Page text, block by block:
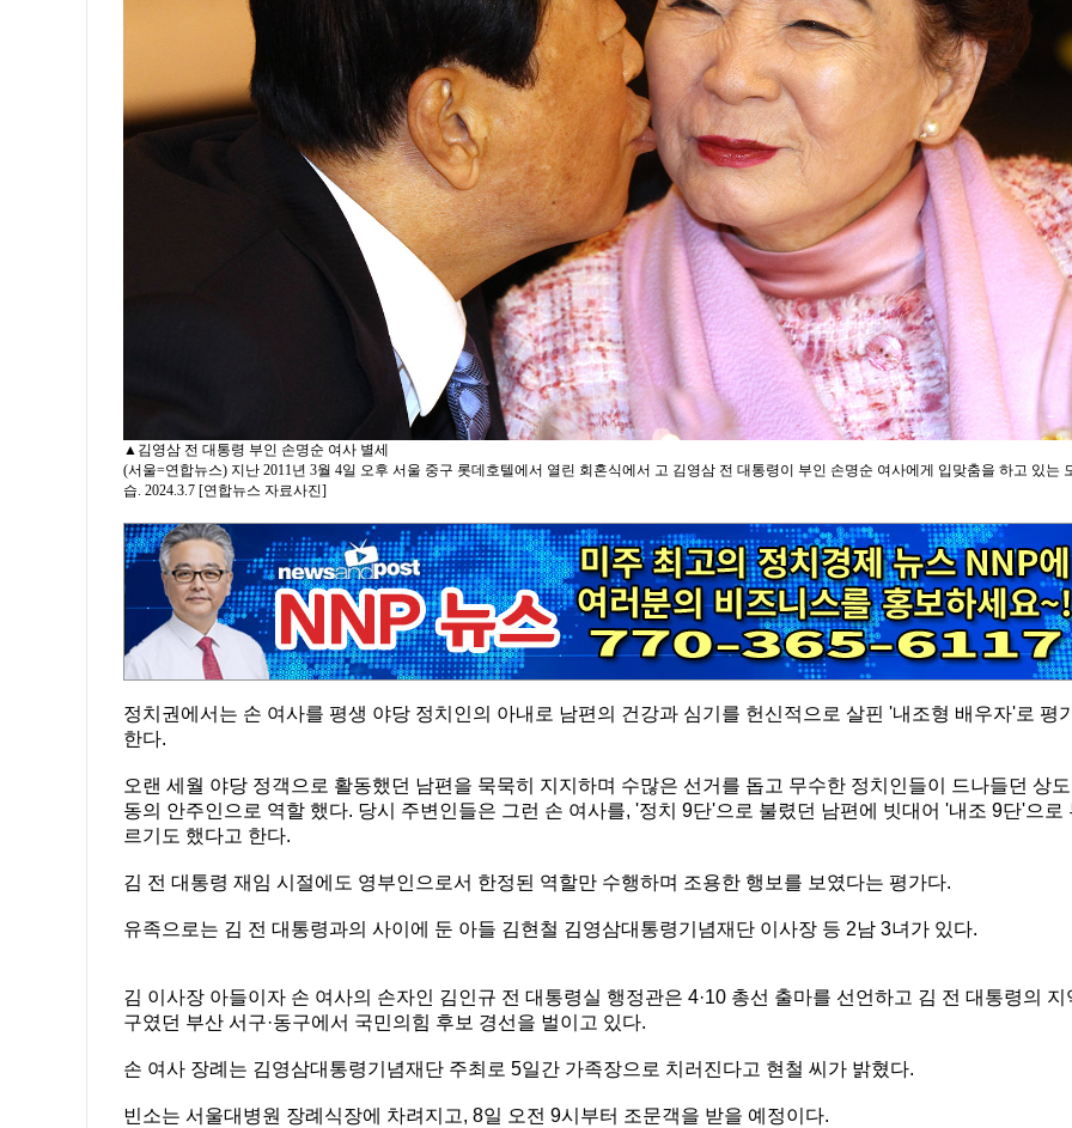
▲김영삼 전 대통령 부인 손명순 여사 별세
(서울=연합뉴스) 지난 2011년 3월 4일 오후 서울 중구 롯데호텔에서 열린 회혼식에서 고 김영삼 전 대통령이 부인 손명순 여사에게 입맞춤을 하고 있는
습. 2024.3.7 [연합뉴스 자료사진]
정치권에서는 손 여사를 평생 야당 정치인의 아내로 남편의 건강과 심기를 헌신적으로 살핀 '내조형 배우자'로 평
한다.
오랜 세월 야당 정객으로 활동했던 남편을 묵묵히 지지하며 수많은 선거를 돕고 무수한 정치인들이 드나들던 상도
동의 안주인으로 역할 했다. 당시 주변인들은 그런 손 여사를, '정치 9단'으로 불렸던 남편에 빗대어 '내조 9단'으로
르기도 했다고 한다.
김 전 대통령 재임 시절에도 영부인으로서 한정된 역할만 수행하며 조용한 행보를 보였다는 평가다.
유족으로는 김 전 대통령과의 사이에 둔 아들 김현철 김영삼대통령기념재단 이사장 등 2남 3녀가 있다.
김 이사장 아들이자 손 여사의 손자인 김인규 전 대통령실 행정관은 4·10 총선 출마를 선언하고 김 전 대통령의 지
구였던 부산 서구·동구에서 국민의힘 후보 경선을 벌이고 있다.
손 여사 장례는 김영삼대통령기념재단 주최로 5일간 가족장으로 치러진다고 현철 씨가 밝혔다.
빈소는 서울대병원 장례식장에 차려지고, 8일 오전 9시부터 조문객을 받을 예정이다.